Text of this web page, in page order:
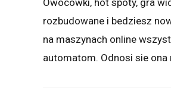
rozbudowane i bedziesz
na maszynach online
automatom. Odnosi sie ona